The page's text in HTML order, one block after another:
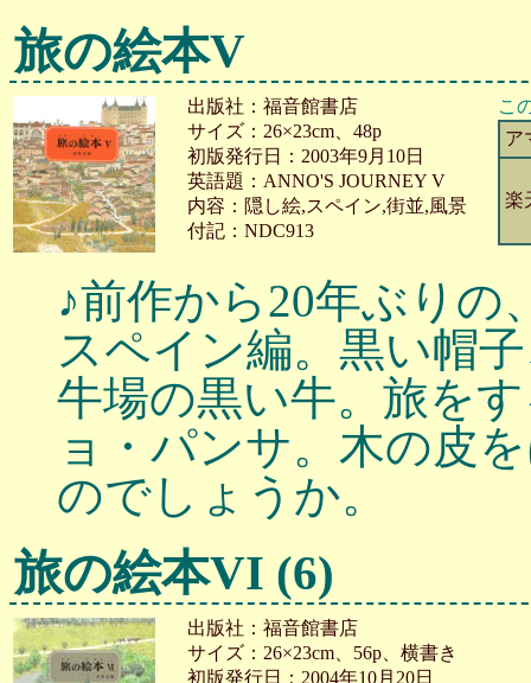
旅の絵本V
出版社：福音館書店
サイズ：26×23cm、48p
初版発行日：2003年9月10日
英語題：ANNO'S JOURNEY V
内容：隠し絵,スペイン,街並,風景
付記：NDC913
こ
ア
楽
♪前作から20年ぶりの
スペイン編。黒い帽
牛場の黒い牛。旅を
ョ・パンサ。木の皮
のでしょうか。
旅の絵本VI (6)
出版社：福音館書店
サイズ：26×23cm、56p、横書き
初版発行日：2004年10月20日